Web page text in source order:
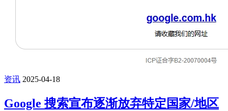
资讯 2025-04-18
Google 搜索宣布逐渐放弃特定国家/地区